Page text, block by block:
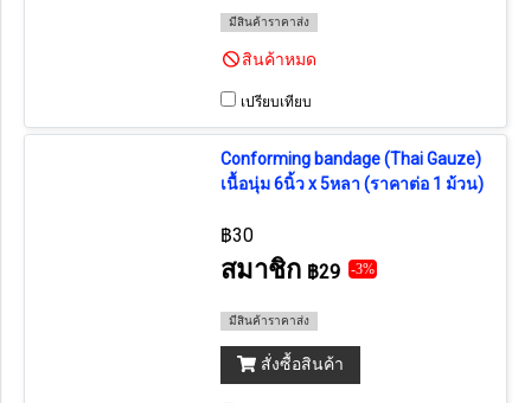
มีสินค้าราคาส่ง
สินค้าหมด
เปรียบเทียบ
Conforming bandage (Thai Gauze)
เนื้อนุ่ม 6นิ้ว x 5หลา (ราคาต่อ 1 ม้วน)
฿30
สมาชิก ฿29 -3%
มีสินค้าราคาส่ง
สั่งซื้อสินค้า